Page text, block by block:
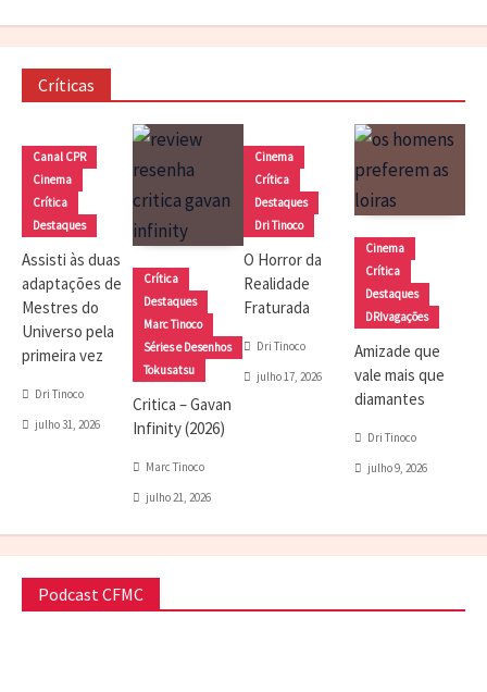
Críticas
Canal CPR
Cinema
Crítica
Destaques
Assisti às duas
adaptações de
Mestres do
Universo pela
primeira vez
Dri Tinoco
julho 31, 2026
Crítica
Destaques
Marc Tinoco
Séries e Desenhos
Tokusatsu
Critica – Gavan
Infinity (2026)
Marc Tinoco
julho 21, 2026
Cinema
Crítica
Destaques
Dri Tinoco
O Horror da
Realidade
Fraturada
Dri Tinoco
julho 17, 2026
Cinema
Crítica
Destaques
DRIvagações
Amizade que
vale mais que
diamantes
Dri Tinoco
julho 9, 2026
Podcast CFMC